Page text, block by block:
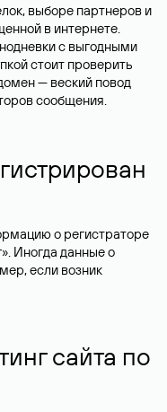
выборе партнеров и
в интернете.
с выгодными
стоит проверить
— веский повод
сообщения.
о регистраторе
Иногда данные о
если возник
сайта по